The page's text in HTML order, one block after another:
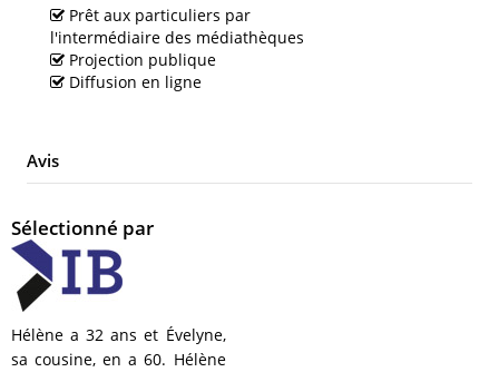
Prêt aux particuliers par
l'intermédiaire des médiathèques
Projection publique
Diffusion en ligne
Avis
Sélectionné par
Hélène a 32 ans et Évelyne,
sa cousine, en a 60. Hélène